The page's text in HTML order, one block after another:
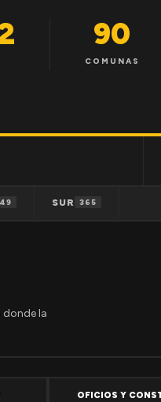
90
COMUNAS
SUR 365
donde la
OFICIOS Y